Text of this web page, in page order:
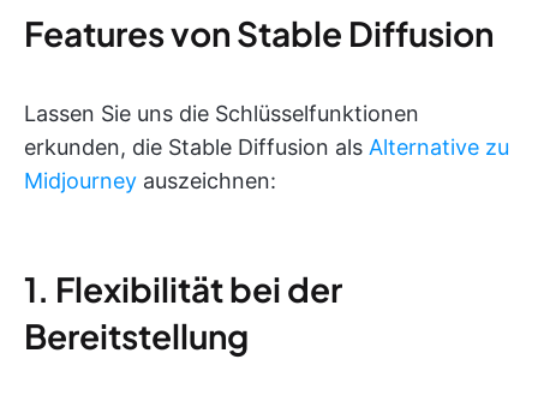
Features von Stable Diffusion
Lassen Sie uns die Schlüsselfunktionen
erkunden, die Stable Diffusion als Alternative zu
Midjourney auszeichnen:
1. Flexibilität bei der
Bereitstellung